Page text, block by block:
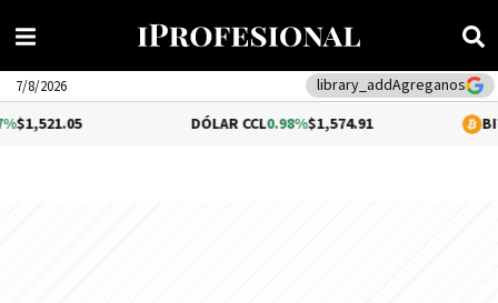
library_addAgreganos
7/8/2026
0.98%$1,574.91 -0.15%